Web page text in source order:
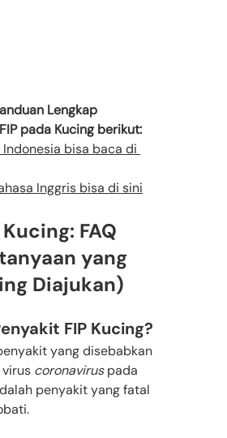
Lengkap
pada Kucing berikut:
Indonesia bisa baca di
Inggris bisa di sini
Kucing: FAQ
yang
Diajukan)
FIP Kucing?
yang disebabkan
coronavirus pada
penyakit yang fatal